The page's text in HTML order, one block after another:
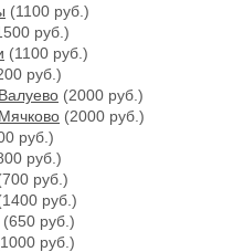
(1100 руб.)
руб.)
(1100 руб.)
руб.)
(2000 руб.)
(2000 руб.)
руб.)
руб.)
руб.)
руб.)
(650 руб.)
руб.)